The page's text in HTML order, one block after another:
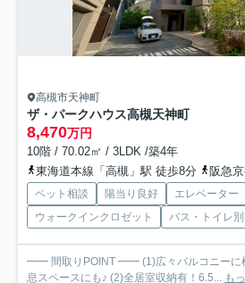
高槻市天神町
ザ・パークハウス高槻天神町
8,470万円
10階 / 70.02㎡ / 3LDK /築4年
東海道本線「高槻」駅 徒歩8分
阪急京
ペット相談 陽当り良好 エレベーター
ウォークインクロゼット
バス・トイレ別
━━ 間取りPOINT ━━ (1)広々バルコニーに
息スペースにも♪ (2)全居室収納有！6.5... も